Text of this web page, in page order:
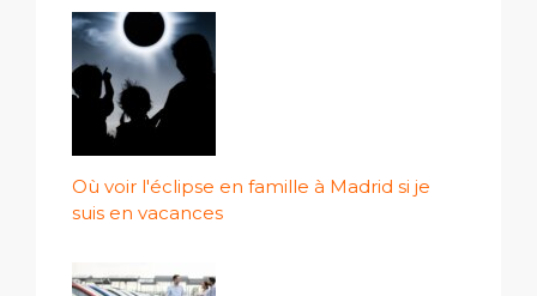
Où voir l'éclipse en famille à Madrid si je
suis en vacances